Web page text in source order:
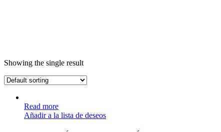
Showing the single result
Read more
Añadir a la lista de deseos